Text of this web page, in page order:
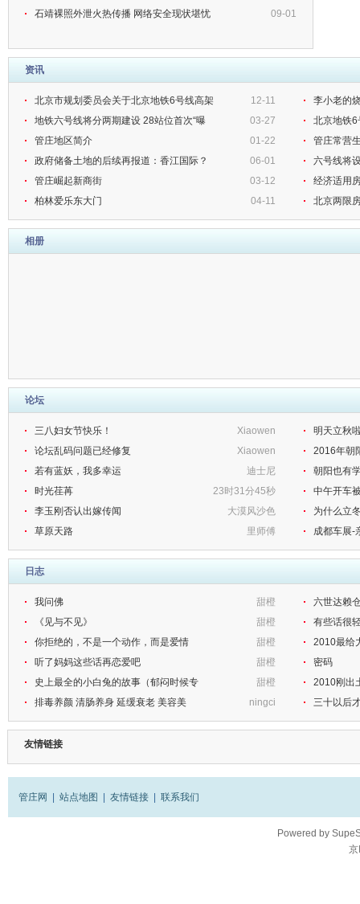
09-01
石靖裸照外泄火热传播 网络安全现状堪忧
资讯
12-11
北京市规划委员会关于北京地铁6号线高架
李小老的
03-27
地铁六号线将分两期建设 28站位首次“曝
北京地铁
01-22
管庄地区简介
管庄常营
06-01
政府储备土地的后续再报道：香江国际？
六号线将
03-12
管庄崛起新商街
经济适用
04-11
柏林爱乐东大门 北京两限
相册
论坛
Xiaowen
三八妇女节快乐！
明天立秋
Xiaowen
论坛乱码问题已经修复
2016年朝
迪士尼
若有蓝妖，我多幸运
朝阳也有
23时31分45秒
时光荏苒
中午开车
大漠风沙色
李玉刚否认出嫁传闻
为什么立
里师傅
草原天路 成都车展-
日志
甜橙
我问佛
六世达赖
甜橙
《见与不见》
有些话很
甜橙
你拒绝的，不是一个动作，而是爱情
2010最给
甜橙
听了妈妈这些话再恋爱吧
密码
甜橙
史上最全的小白兔的故事（郁闷时候专
2010刚出
ningci
排毒养颜 清肠养身 延缓衰老 美容美 三十以后
友情链接
管庄网 | 站点地图 | 友情链接 | 联系我们
Powered by